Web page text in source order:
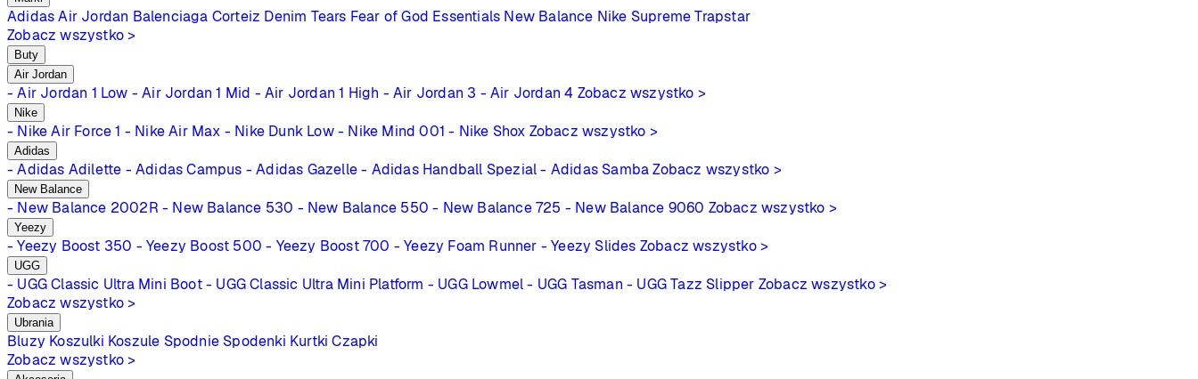
Adidas Air Jordan Balenciaga Corteiz Denim Tears Fear of God Essentials New Balance Nike Supreme Trapstar
Zobacz wszystko >
Buty
Air Jordan
- Air Jordan 1 Low - Air Jordan 1 Mid - Air Jordan 1 High - Air Jordan 3 - Air Jordan 4 Zobacz wszystko >
Nike
- Nike Air Force 1 - Nike Air Max - Nike Dunk Low - Nike Mind 001 - Nike Shox Zobacz wszystko >
Adidas
- Adidas Adilette - Adidas Campus - Adidas Gazelle - Adidas Handball Spezial - Adidas Samba Zobacz wszystko >
New Balance
- New Balance 2002R - New Balance 530 - New Balance 550 - New Balance 725 - New Balance 9060 Zobacz wszystko >
Yeezy
- Yeezy Boost 350 - Yeezy Boost 500 - Yeezy Boost 700 - Yeezy Foam Runner - Yeezy Slides Zobacz wszystko >
UGG
- UGG Classic Ultra Mini Boot - UGG Classic Ultra Mini Platform - UGG Lowmel - UGG Tasman - UGG Tazz Slipper Zobacz wszystko >
Zobacz wszystko >
Ubrania
Bluzy Koszulki Koszule Spodnie Spodenki Kurtki Czapki
Zobacz wszystko >